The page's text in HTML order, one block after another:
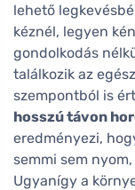
lehető
kéznél, legyen
gondolkodás
találkozik az
szempontból is
hosszú távon
eredményezi,
semmi sem
Ugyanígy a